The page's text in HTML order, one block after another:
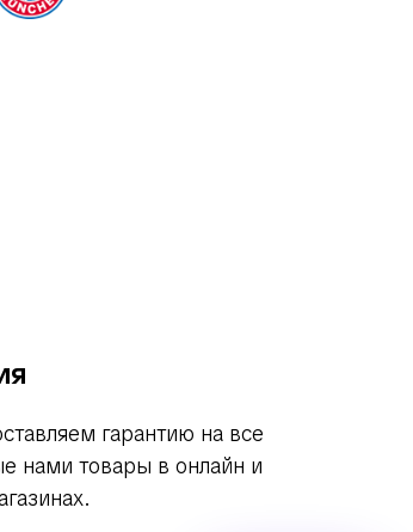
гарантию на все
нами товары в онлайн и